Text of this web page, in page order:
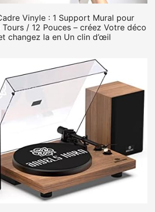
Vinyle : 1 Support Mural pour
/ 12 Pouces – créez Votre déco
changez la en Un clin d’œil